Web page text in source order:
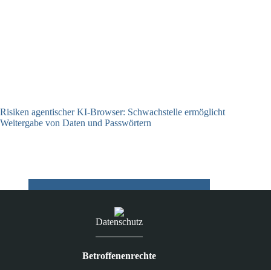
Risiken agentischer KI-Browser: Schwachstelle ermöglicht
Weitergabe von Daten und Passwörtern
Datenschutz
Betroffenenrechte